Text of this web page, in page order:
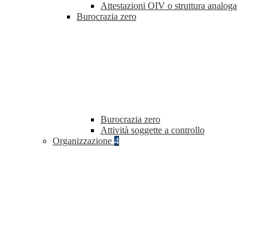
Attestazioni OIV o struttura analoga
Burocrazia zero
Burocrazia zero
Attività soggette a controllo
Organizzazione 4